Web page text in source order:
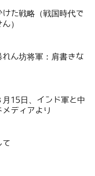
た戦略（戦国時代で
）
ん坊将軍：肩書きな
月15日、インド軍と中
ディアより
て